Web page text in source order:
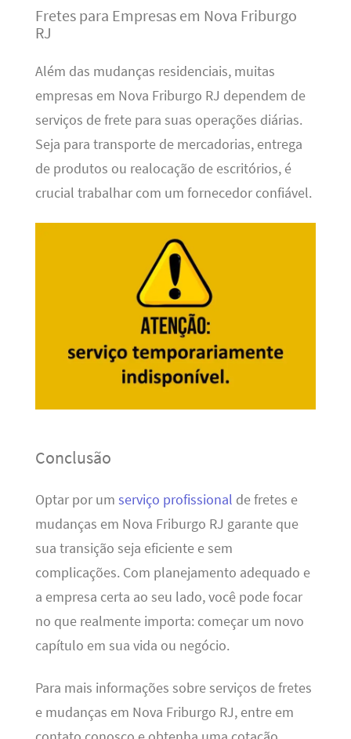
Fretes para Empresas em Nova Friburgo
RJ
Além das mudanças residenciais, muitas
empresas em Nova Friburgo RJ dependem de
serviços de frete para suas operações diárias.
Seja para transporte de mercadorias, entrega
de produtos ou realocação de escritórios, é
crucial trabalhar com um fornecedor confiável.
Conclusão
Optar por um serviço profissional de fretes e
mudanças em Nova Friburgo RJ garante que
sua transição seja eficiente e sem
complicações. Com planejamento adequado e
a empresa certa ao seu lado, você pode focar
no que realmente importa: começar um novo
capítulo em sua vida ou negócio.
Para mais informações sobre serviços de fretes
e mudanças em Nova Friburgo RJ, entre em